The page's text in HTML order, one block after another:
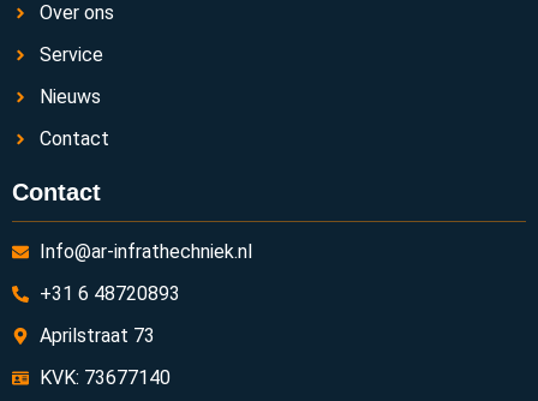
Over ons
Service
Nieuws
Contact
Contact
Info@ar-infrathechniek.nl
+31 6 48720893
Aprilstraat 73
KVK: 73677140